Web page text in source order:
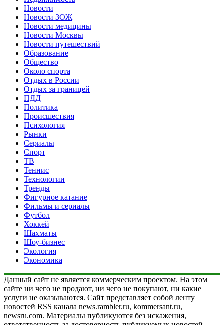
Новости
Новости ЗОЖ
Новости медицины
Новости Москвы
Новости путешествий
Образование
Общество
Около спорта
Отдых в России
Отдых за границей
ПДД
Политика
Происшествия
Психология
Рынки
Сериалы
Спорт
ТВ
Теннис
Технологии
Тренды
Фигурное катание
Фильмы и сериалы
Футбол
Хоккей
Шахматы
Шоу-бизнес
Экология
Экономика
Данный сайт не является коммерческим проектом. На этом
сайте ни чего не продают, ни чего не покупают, ни какие
услуги не оказываются. Сайт представляет собой ленту
новостей RSS канала news.rambler.ru, kommersant.ru,
newsru.com. Материалы публикуются без искажения,